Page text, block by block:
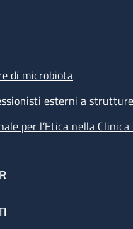
di microbiota
esterni a
per l’Etica nella Clinica